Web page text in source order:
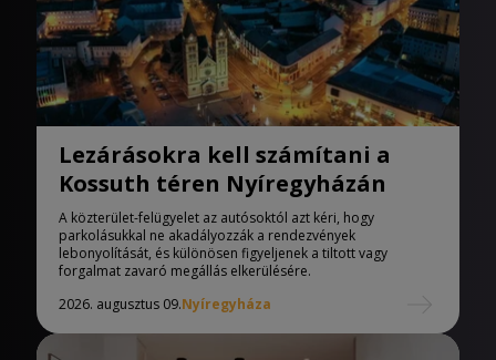
Lezárásokra kell számítani a
Kossuth téren Nyíregyházán
A közterület-felügyelet az autósoktól azt kéri, hogy
parkolásukkal ne akadályozzák a rendezvények
lebonyolítását, és különösen figyeljenek a tiltott vagy
forgalmat zavaró megállás elkerülésére.
2026. augusztus 09.Nyíregyháza